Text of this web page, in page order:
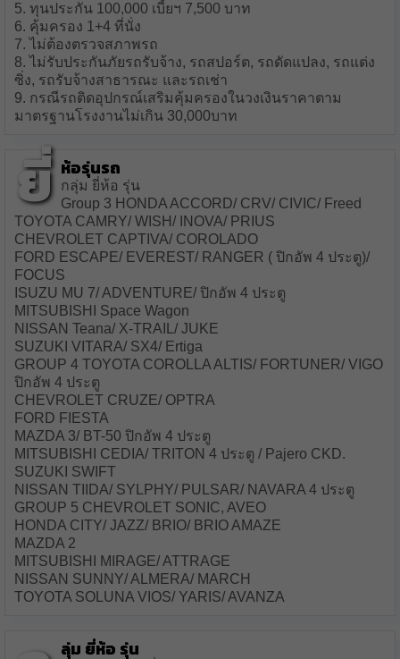
5. ทุนประกัน 100,000 เบี้ยฯ 7,500 บาท
6. คุ้มครอง 1+4 ที่นั่ง
7. ไม่ต้องตรวจสภาพรถ
8. ไม่รับประกันภัยรถรับจ้าง, รถสปอร์ต, รถดัดแปลง, รถแต่ง
ซิ่ง, รถรับจ้างสาธารณะ และรถเช่า
9. กรณีรถติดอุปกรณ์เสริมคุ้มครองในวงเงินราคาตาม
มาตรฐานโรงงานไม่เกิน 30,000บาท
ยี่ ห้อรุ่นรถ
กลุ่ม ยี่ห้อ รุ่น
Group 3 HONDA ACCORD/ CRV/ CIVIC/ Freed
TOYOTA CAMRY/ WISH/ INOVA/ PRIUS
CHEVROLET CAPTIVA/ COROLADO
FORD ESCAPE/ EVEREST/ RANGER ( ปิกอัพ 4 ประตู)/
FOCUS
ISUZU MU 7/ ADVENTURE/ ปิกอัพ 4 ประตู
MITSUBISHI Space Wagon
NISSAN Teana/ X-TRAIL/ JUKE
SUZUKI VITARA/ SX4/ Ertiga
GROUP 4 TOYOTA COROLLA ALTIS/ FORTUNER/ VIGO
ปิกอัพ 4 ประตู
CHEVROLET CRUZE/ OPTRA
FORD FIESTA
MAZDA 3/ BT-50 ปิกอัพ 4 ประตู
MITSUBISHI CEDIA/ TRITON 4 ประตู / Pajero CKD.
SUZUKI SWIFT
NISSAN TIIDA/ SYLPHY/ PULSAR/ NAVARA 4 ประตู
GROUP 5 CHEVROLET SONIC, AVEO
HONDA CITY/ JAZZ/ BRIO/ BRIO AMAZE
MAZDA 2
MITSUBISHI MIRAGE/ ATTRAGE
NISSAN SUNNY/ ALMERA/ MARCH
TOYOTA SOLUNA VIOS/ YARIS/ AVANZA
ลุ่ม ยี่ห้อ รุ่น